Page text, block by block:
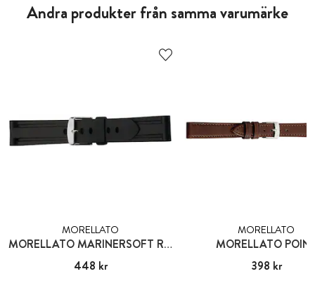
Andra produkter från samma varumärke
MORELLATO
MORELLATO MARINERSOFT RUBBER
Pris:448 kr
448 kr
MORELLATO
MORELLATO
Pris:398 kr
398 kr